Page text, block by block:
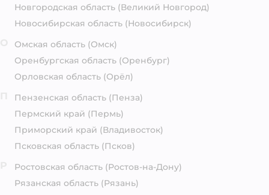
Новгородская область (Великий Новгород)
Новосибирская область (Новосибирск)
Омская область (Омск)
Оренбургская область (Оренбург)
Орловская область (Орёл)
Пензенская область (Пенза)
Пермский край (Пермь)
Приморский край (Владивосток)
Псковская область (Псков)
Ростовская область (Ростов-на-Дону)
Рязанская область (Рязань)